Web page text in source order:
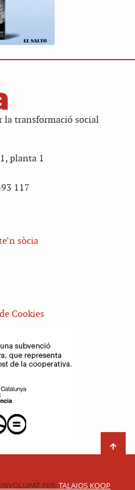
la transformació social
planta 1
117
sòcia
Cookies
PER:TALAIOS KOOP